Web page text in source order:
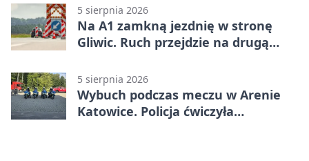
5 sierpnia 2026
Na A1 zamkną jezdnię w stronę
Gliwic. Ruch przejdzie na drugą
5 sierpnia 2026
Wybuch podczas meczu w Arenie
Katowice. Policja ćwiczyła